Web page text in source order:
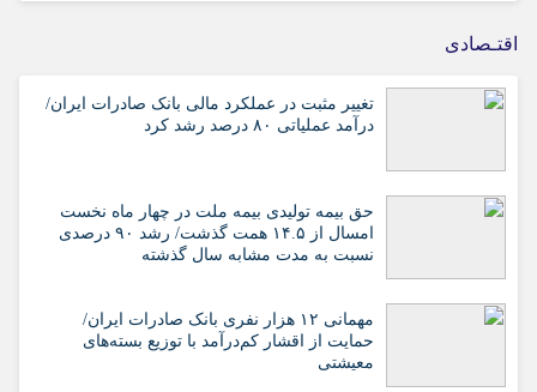
اقتـصادی
تغییر مثبت در عملکرد مالی بانک صادرات ایران/
درآمد عملیاتی ۸۰ درصد رشد کرد
حق بیمه تولیدی بیمه ملت در چهار ماه نخست
امسال از ۱۴.۵ همت گذشت/ رشد ۹۰ درصدی
نسبت به مدت مشابه سال گذشته
مهمانی ۱۲ هزار نفری بانک صادرات ایران/
حمایت از اقشار کم‌درآمد با توزیع بسته‌های
معیشتی